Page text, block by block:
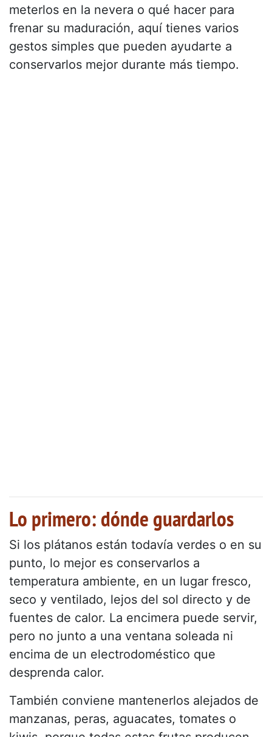
meterlos en la nevera o qué hacer para
frenar su maduración, aquí tienes varios
gestos simples que pueden ayudarte a
conservarlos mejor durante más tiempo.
Lo primero: dónde guardarlos
Si los plátanos están todavía verdes o en su
punto, lo mejor es conservarlos a
temperatura ambiente, en un lugar fresco,
seco y ventilado, lejos del sol directo y de
fuentes de calor. La encimera puede servir,
pero no junto a una ventana soleada ni
encima de un electrodoméstico que
desprenda calor.
También conviene mantenerlos alejados de
manzanas, peras, aguacates, tomates o